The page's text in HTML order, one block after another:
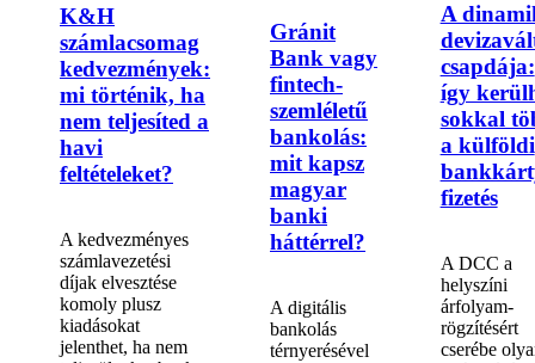
K&H
számlacsomag
kedvezmények:
mi történik, ha
nem teljesíted a
havi
feltételeket?
A kedvezményes
számlavezetési
díjak elvesztése
komoly plusz
kiadásokat
jelenthet, ha nem
Gránit
Bank vagy
fintech-
szemléletű
bankolás:
mit kapsz
magyar
banki
háttérrel?
A digitális
bankolás
térnyerésével
A
csapdája:
így
sokkal
a külföldi
fizetés
A DCC a
helyszíni
árfolyam-
rögzítésért
cserébe